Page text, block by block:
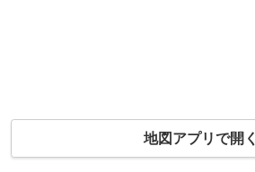
地図アプリで開く